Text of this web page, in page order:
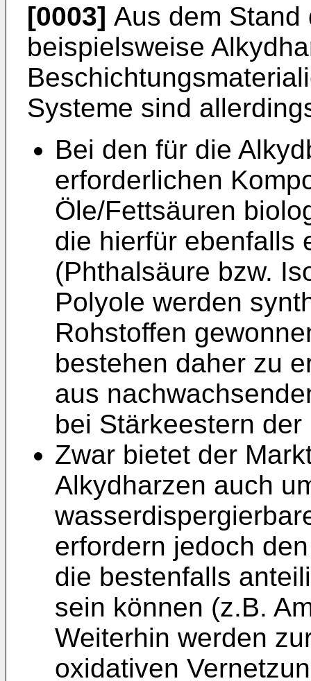
[0003] Aus dem Stand
beispielsweise
Systeme sind
Bei den für die
erforderlichen
Öle/Fettsäuren
die hierfür ebenfalls
(Phthalsäure bzw.
Polyole werden
Rohstoffen
bestehen daher zu
aus
bei Stärkeestern der
Zwar bietet der
Alkydharzen auch
erfordern jedoch
die bestenfalls
sein können (z.B.
Weiterhin werden
oxidativen